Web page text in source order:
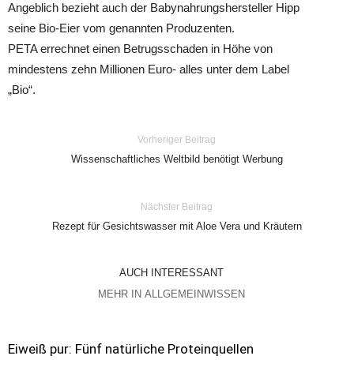
Angeblich bezieht auch der Babynahrungshersteller Hipp
seine Bio-Eier vom genannten Produzenten.
PETA errechnet einen Betrugsschaden in Höhe von
mindestens zehn Millionen Euro- alles unter dem Label
„Bio“.
Vorheriger Beitrag
Wissenschaftliches Weltbild benötigt Werbung
Nächster Beitrag
Rezept für Gesichtswasser mit Aloe Vera und Kräutern
AUCH INTERESSANT
MEHR IN ALLGEMEINWISSEN
Eiweiß pur: Fünf natürliche Proteinquellen